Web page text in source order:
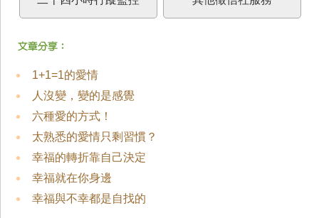
1+1=1的愛情
人沒變，變的是感覺
六種愛的方式！
太熟悉的愛情只剩習慣？
幸福的轉折靠自己決定
幸福就在你身邊
幸福與不幸都是自找的